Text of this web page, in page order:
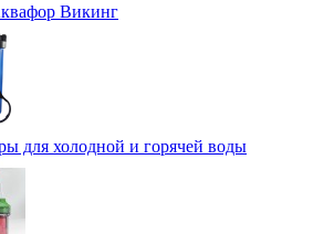
Викинг
для холодной и горячей воды